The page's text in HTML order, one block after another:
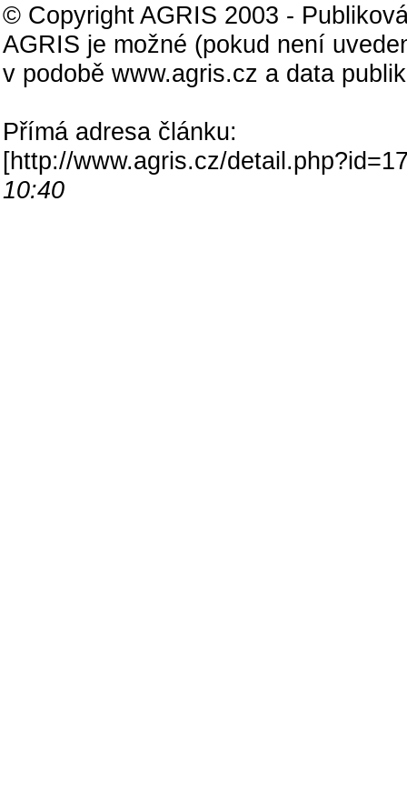
© Copyright AGRIS 2003 -
AGRIS je možné (pokud není
v podobě www.agris.cz a data
Přímá adresa článku:
[http://www.agris.cz/
10:40